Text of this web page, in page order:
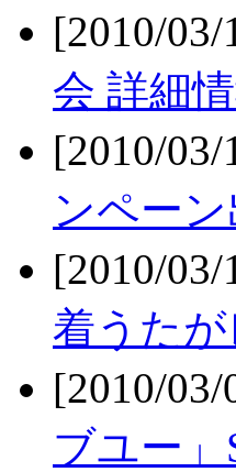
[2010/
会 詳細
[2010/
ンペー
[2010/
着うた
[2010/
ブユー